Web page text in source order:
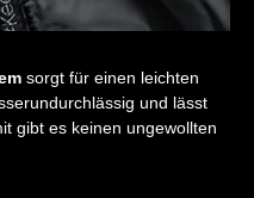
sorgt für einen leichten
und lässt
gibt es keinen ungewollten